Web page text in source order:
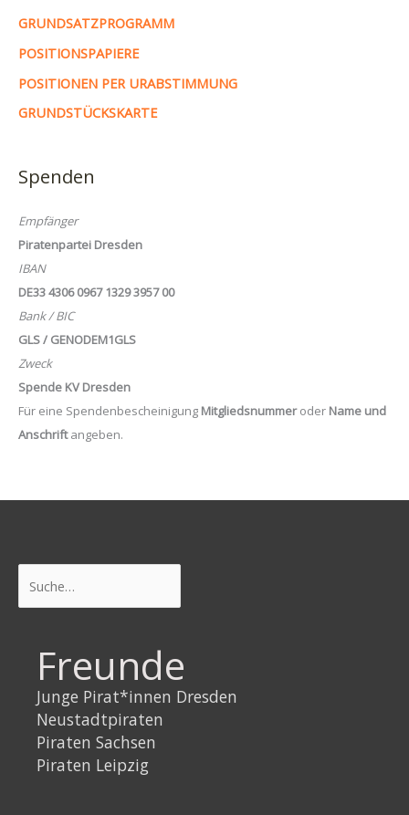
GRUNDSATZPROGRAMM
POSITIONSPAPIERE
POSITIONEN PER URABSTIMMUNG
GRUNDSTÜCKSKARTE
Spenden
Empfänger
Piratenpartei Dresden
IBAN
DE33 4306 0967 1329 3957 00
Bank / BIC
GLS / GENODEM1GLS
Zweck
Spende KV Dresden
Für eine Spendenbescheinigung Mitgliedsnummeroder Name und
Anschriftangeben.
Freunde
Junge Pirat*innen Dresden
Neustadtpiraten
Piraten Sachsen
Piraten Leipzig